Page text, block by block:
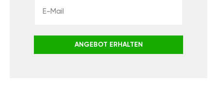
ANGEBOT ERHALTEN